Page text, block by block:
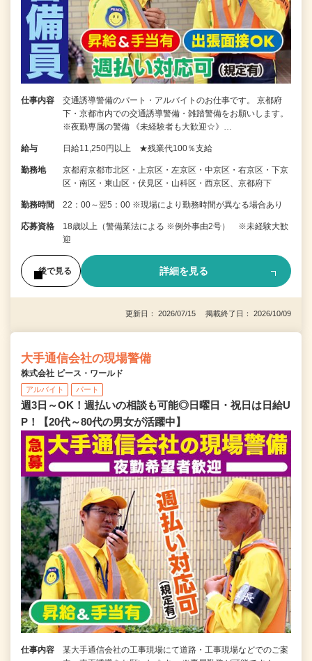
仕事内容
交通誘導警備のパート・アルバイトのお仕事です。 京都府
下・京都市内での交通誘導警備・雑踏警備をお願いします。
※夜勤専属の警備 《未経験者も大歓迎☆》…
給与 日給11,250円以上 ★残業代100％支給
勤務地
京都府京都市北区・上京区・左京区・中京区・右京区・下京
区・南区・東山区・伏見区・山科区・西京区、京都府下
勤務時間 22：00～翌5：00 ※現場により勤務時間が異なる場合あり
応募資格
18歳以上（警備業法による ※例外事由2号） ※未経験大歓
迎
後で見る 詳細を見る
更新日： 2026/07/15 掲載終了日： 2026/10/09
大手通信会社の現場警備
株式会社 ピース・ワールド
アルバイト パート
週3日～OK！週払いの相談も可能◎日曜日・祝日は日給U
P！【20代～80代の男女が活躍中】
仕事内容
某大手通信会社の工事現場にて道路・工事現場などでのご案